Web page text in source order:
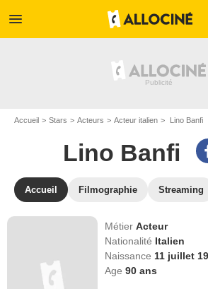
menu
Accueil Stars Acteurs Acteur italien Lino Banfi
Lino Banfi
Accueil Filmographie Streaming
MétierActeur
Nationalité Italien
Naissance 11 juillet
Age90 ans